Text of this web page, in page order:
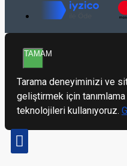
TAMAM
Tarama deneyiminizi ve
geliştirmek için
teknolojileri kullanıyoruz.